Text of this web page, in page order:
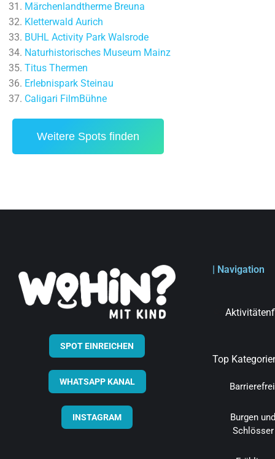
Märchenlandtherme Breuna
Kletterwald Aurich
BUHL Activity Park Walsrode
Naturhistorisches Museum Mainz
Titus Thermen
Erlebnispark Steinau
Caligari FilmBühne
Weitere Spots finden
SPOT EINREICHEN
WHATSAPP KANAL
INSTAGRAM
| Navigation
Top
Barrierefrei
Burgen
Schlösser